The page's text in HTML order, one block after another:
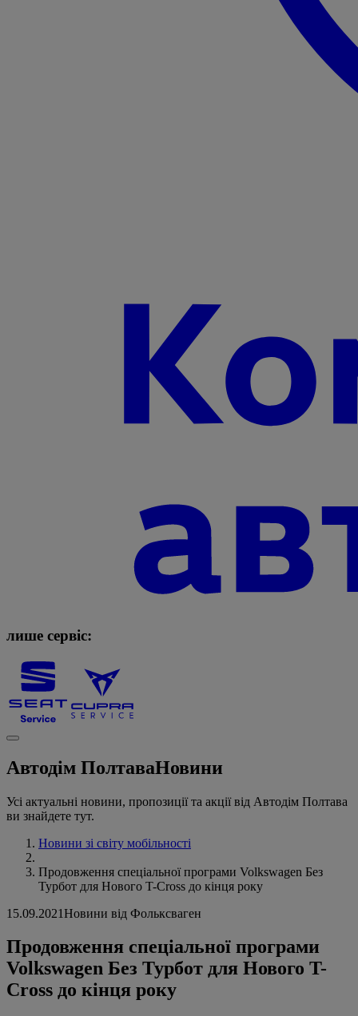
лише сервіс:
Автодім ПолтаваНовини
Усі актуальні новини, пропозиції та акції від Автодім Полтава
ви знайдете тут.
Новини зі світу мобільності
Продовження спеціальної програми Volkswagen Без
Турбот для Нового T-Cross до кінця року
15.09.2021Новини від Фольксваген
Продовження спеціальної програми
Volkswagen Без Турбот для Нового T-
Cross до кінця року